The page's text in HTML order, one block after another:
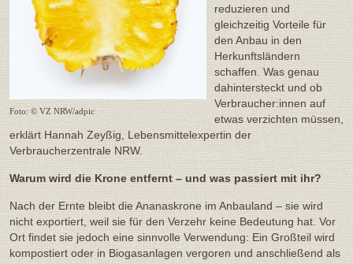
Foto: © VZ NRW/adpic
reduzieren und
gleichzeitig Vorteile für
den Anbau in den
Herkunftsländern
schaffen. Was genau
dahintersteckt und ob
Verbraucher:innen auf
etwas verzichten müssen,
erklärt Hannah Zeyßig, Lebensmittelexpertin der
Verbraucherzentrale NRW.
Warum wird die Krone entfernt – und was passiert mit ihr?
Nach der Ernte bleibt die Ananaskrone im Anbauland – sie wird
nicht exportiert, weil sie für den Verzehr keine Bedeutung hat. Vor
Ort findet sie jedoch eine sinnvolle Verwendung: Ein Großteil wird
kompostiert oder in Biogasanlagen vergoren und anschließend als